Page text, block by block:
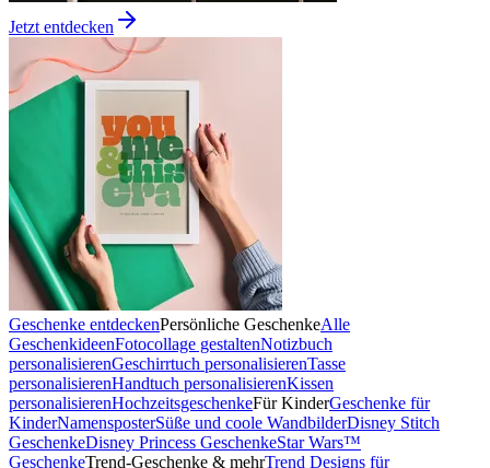
Jetzt entdecken
Geschenke entdeckenPersönliche GeschenkeAlle
GeschenkideenFotocollage gestaltenNotizbuch
personalisierenGeschirrtuch personalisierenTasse
personalisierenHandtuch personalisierenKissen
personalisierenHochzeitsgeschenkeFür KinderGeschenke für
KinderNamensposterSüße und coole WandbilderDisney Stitch
GeschenkeDisney Princess GeschenkeStar Wars™
GeschenkeTrend-Geschenke & mehrTrend Designs für